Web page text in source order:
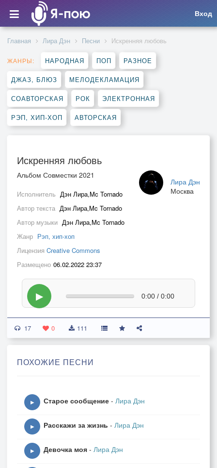
Вход
Главная Лира Дэн Песни Искренняя любовь
ЖАНРЫ: НАРОДНАЯ ПОП РАЗНОЕ
ДЖАЗ, БЛЮЗ МЕЛОДЕКЛАМАЦИЯ
СОАВТОРСКАЯ РОК ЭЛЕКТРОННАЯ
РЭП, ХИП-ХОП АВТОРСКАЯ
Искренняя любовь
Лира Дэн
Москва
Альбом Совместки 2021
Исполнитель Дэн Лира,Mc Tornado
Автор текста Дэн Лира,Mc Tornado
Автор музыки Дэн Лира,Mc Tornado
Жанр Рэп, хип-хоп
Лицензия Creative Commons
Размещено 06.02.2022 23:37
▶ 0:00 / 0:00
17 0 111
ПОХОЖИЕ ПЕСНИ
▶ Старое сообщение - Лира Дэн
▶ Расскажи за жизнь - Лира Дэн
▶ Девочка моя - Лира Дэн